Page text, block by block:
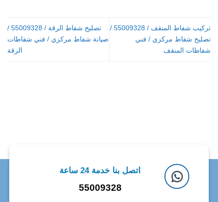
تركيب شفاط المنقف / 55009328 /
تصليح شفاط مركزي / فني
شفاطات المنقف
تصليح شفاط الرقة / 55009328 /
صيانة شفاط مركزي / فني شفاطات
الرقة
اتصل بنا خدمة 24 ساعة
55009328